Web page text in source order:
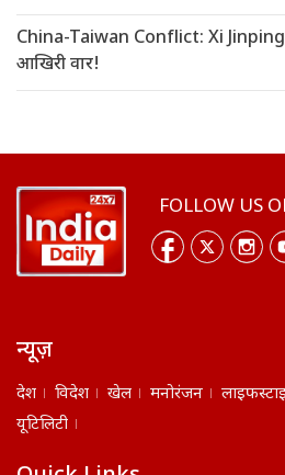
China-Taiwan Conflict: Xi Jinping
आखिरी वार!
FOLLOW US
न्यूज़
देश विदेश खेल मनोरंजन
यूटिलिटी